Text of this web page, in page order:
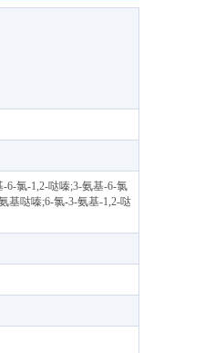
6-氯-1,2-哒嗪;3-氨基-6-氯
基哒嗪;6-氯-3-氨基-1,2-哒